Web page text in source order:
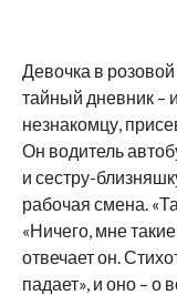
Девочка в розовой
тайный дневник –
незнакомцу,
Он водитель
и сестру-
рабочая смена.
«Ничего, мне
отвечает он.
падает», и оно – о